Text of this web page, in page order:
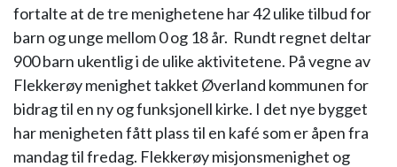
fortalte at de tre menighetene har 42 ulike tilbud for
barn og unge mellom 0 og 18 år. Rundt regnet deltar
900 barn ukentlig i de ulike aktivitetene. På vegne av
Flekkerøy menighet takket Øverland kommunen for
bidrag til en ny og funksjonell kirke. I det nye bygget
har menigheten fått plass til en kafé som er åpen fra
mandag til fredag. Flekkerøy misjonsmenighet og